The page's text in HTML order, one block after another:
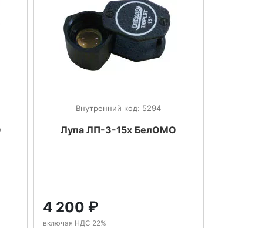
Внутренний код: 5294
Лупа ЛП-3-15х БелОМО
4 200 ₽
включая НДС 22%